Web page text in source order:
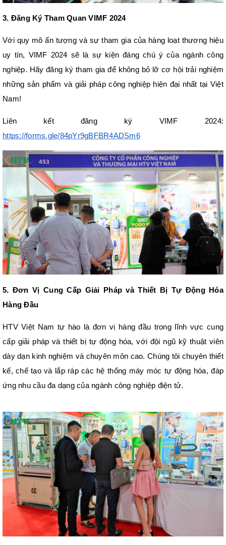
3. Đăng Ký Tham Quan VIMF 2024
Với quy mô ấn tượng và sự tham gia của hàng loạt thương hiệu
uy tín, VIMF 2024 sẽ là sự kiện đáng chú ý của ngành công
nghiệp. Hãy đăng ký tham gia để không bỏ lỡ cơ hội trải nghiệm
những sản phẩm và giải pháp công nghiệp hiện đại nhất tại Việt
Nam!
Liên kết đăng ký VIMF 2024:
https://forms.gle/84pYr9gBFBR4ADSm6
5. Đơn Vị Cung Cấp Giải Pháp và Thiết Bị Tự Động Hóa
Hàng Đầu
HTV Việt Nam tự hào là đơn vị hàng đầu trong lĩnh vực cung
cấp giải pháp và thiết bị tự động hóa, với đội ngũ kỹ thuật viên
dày dạn kinh nghiệm và chuyên môn cao. Chúng tôi chuyên thiết
kế, chế tạo và lắp ráp các hệ thống máy móc tự động hóa, đáp
ứng nhu cầu đa dạng của ngành công nghiệp điện tử.